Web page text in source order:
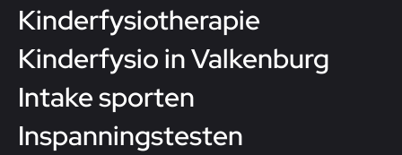
Kinderfysiotherapie
Kinderfysio in Valkenburg
Intake sporten
Inspanningstesten